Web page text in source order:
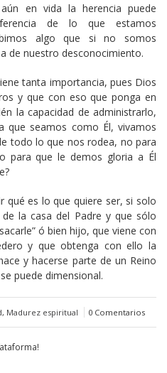
en vida la herencia puede
de lo que estamos
algo que si no somos
de nuestro desconocimiento.
tanta importancia, pues Dios
y que con eso que ponga en
la capacidad de administrarlo,
que seamos como Él, vivamos
todo lo que nos rodea, no para
para que le demos gloria a Él
qué es lo que quiere ser, si solo
la casa del Padre y que sólo
ó bien hijo, que viene con
y que obtenga con ello la
y hacerse parte de un Reino
puede dimensional.
, Madurez espiritual 0 Comentarios